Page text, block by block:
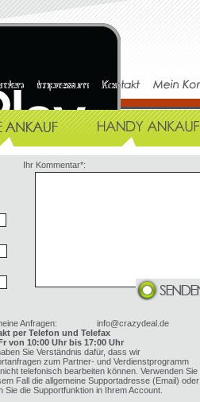
Ihr Kommentar*:
Anfragen:
info@crazydeal.de
per Telefon und Telefax
von 10:00 Uhr bis 17:00 Uhr
Sie Verständnis dafür, dass wir
zum Partner- und Verdienstprogramm
telefonisch bearbeiten können. Verwenden Sie
Fall die allgemeine Supportadresse (Email) oder
Sie die Supportfunktion in Ihrem Account.